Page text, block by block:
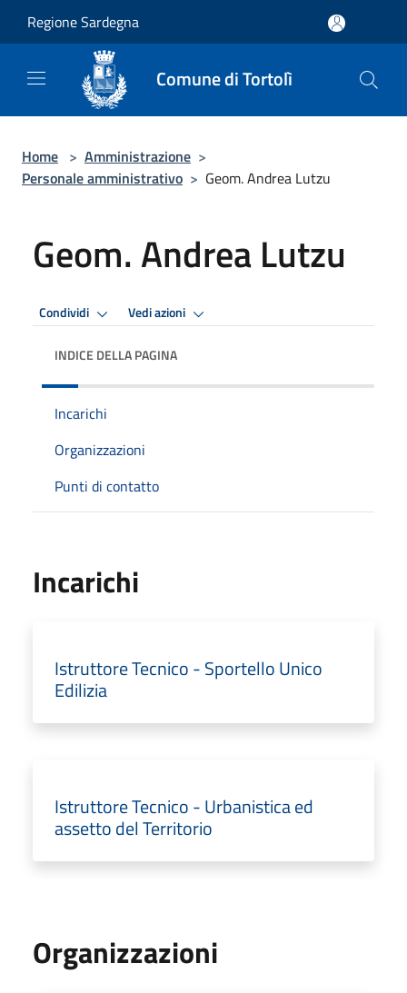
Regione Sardegna
Comune di Tortolì
Home > Amministrazione >
Personale amministrativo > Geom. Andrea Lutzu
Geom. Andrea Lutzu
Condividi Vedi azioni
INDICE DELLA PAGINA
Incarichi
Organizzazioni
Punti di contatto
Incarichi
Istruttore Tecnico - Sportello Unico
Edilizia
Istruttore Tecnico - Urbanistica ed
assetto del Territorio
Organizzazioni